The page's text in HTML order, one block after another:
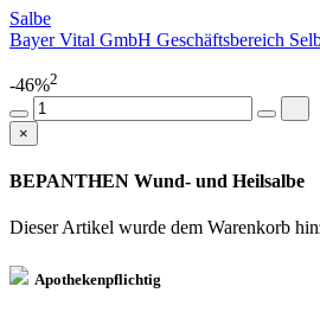
Salbe
Bayer Vital GmbH Geschäftsbereich
-46%2
×
BEPANTHEN Wund- und Heilsalbe
Dieser Artikel wurde dem Warenkorb
Apothekenpflichtig